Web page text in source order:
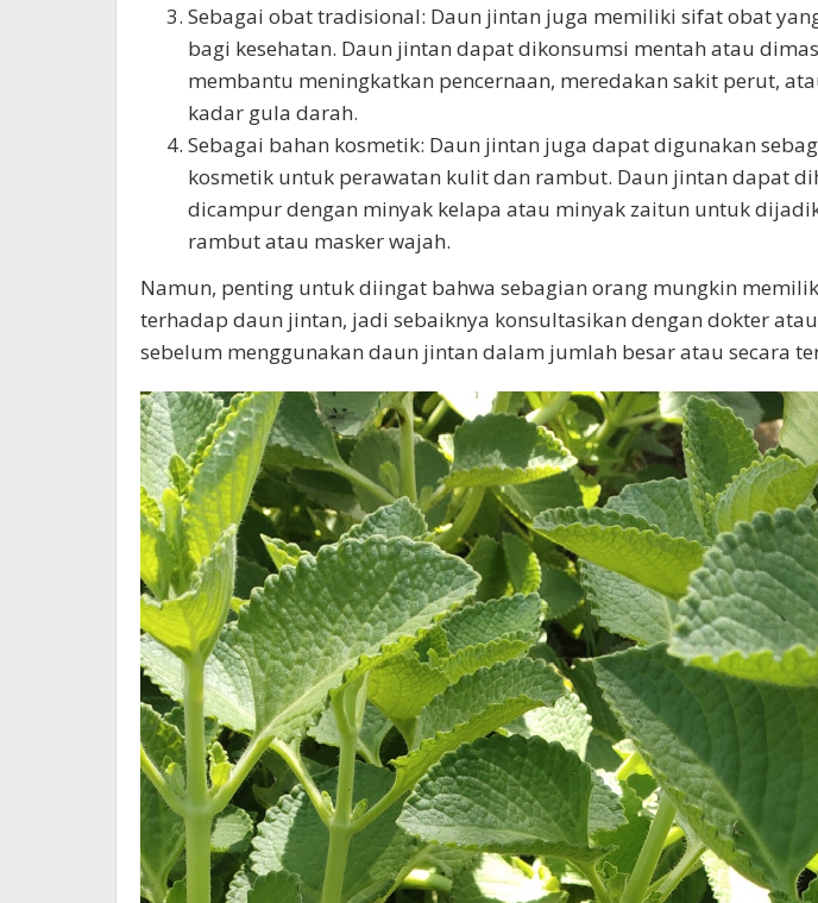
Sebagai obat tradisional: Daun jintan juga memiliki sifat obat
bagi kesehatan. Daun jintan dapat dikonsumsi mentah atau
membantu meningkatkan pencernaan, meredakan sakit perut,
kadar gula darah.
Sebagai bahan kosmetik: Daun jintan juga dapat digunakan
kosmetik untuk perawatan kulit dan rambut. Daun jintan dapat
dicampur dengan minyak kelapa atau minyak zaitun untuk
rambut atau masker wajah.
Namun, penting untuk diingat bahwa sebagian orang mungkin
terhadap daun jintan, jadi sebaiknya konsultasikan dengan dokter
sebelum menggunakan daun jintan dalam jumlah besar atau secara